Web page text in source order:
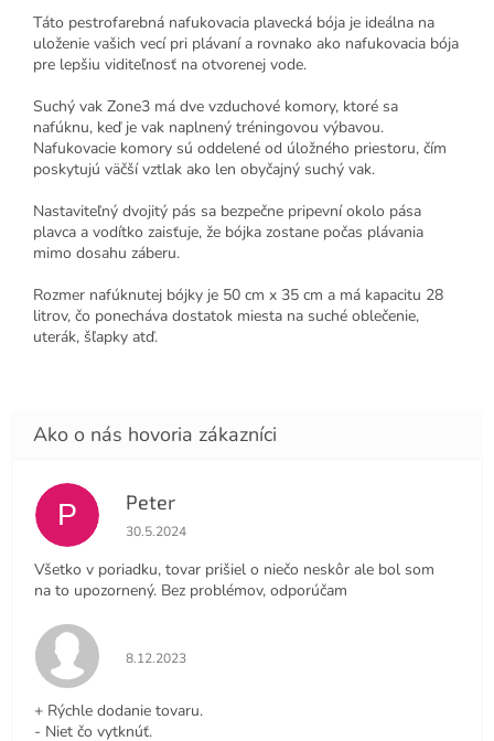
Táto pestrofarebná nafukovacia plavecká bója je ideálna na
uloženie vašich vecí pri plávaní a rovnako ako nafukovacia bója
pre lepšiu viditeľnosť na otvorenej vode.
Suchý vak Zone3 má dve vzduchové komory, ktoré sa
nafúknu, keď je vak naplnený tréningovou výbavou.
Nafukovacie komory sú oddelené od úložného priestoru, čím
poskytujú väčší vztlak ako len obyčajný suchý vak.
Nastaviteľný dvojitý pás sa bezpečne pripevní okolo pása
plavca a vodítko zaisťuje, že bójka zostane počas plávania
mimo dosahu záberu.
Rozmer nafúknutej bójky je 50 cm x 35 cm a má kapacitu 28
litrov, čo ponecháva dostatok miesta na suché oblečenie,
uterák, šľapky atď.
P Peter
Hodnotenie obchodu je 4 z 5 hviezdičiek.
30.5.2024
Všetko v poriadku, tovar prišiel o niečo neskôr ale bol som
na to upozornený. Bez problémov, odporúčam
Hodnotenie obchodu je 5 z 5 hviezdičiek.
8.12.2023
+ Rýchle dodanie tovaru.
- Niet čo vytknúť.